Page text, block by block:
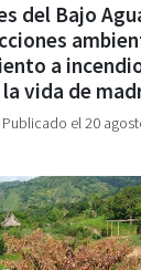
del Bajo
a
vida de
Publicado el 20